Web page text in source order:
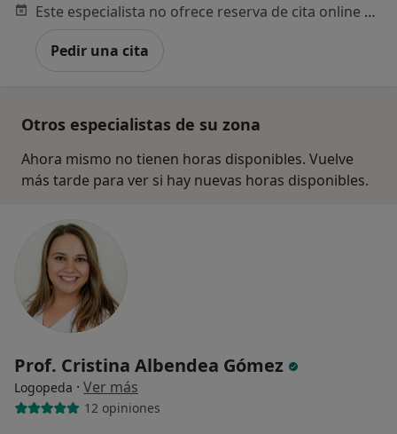
Este especialista no ofrece reserva de cita online en esta dirección.
Pedir una cita
Otros especialistas de su zona
Ahora mismo no tienen horas disponibles. Vuelve
más tarde para ver si hay nuevas horas disponibles.
Prof. Cristina Albendea Gómez
Logopeda · Ver más
12 opiniones